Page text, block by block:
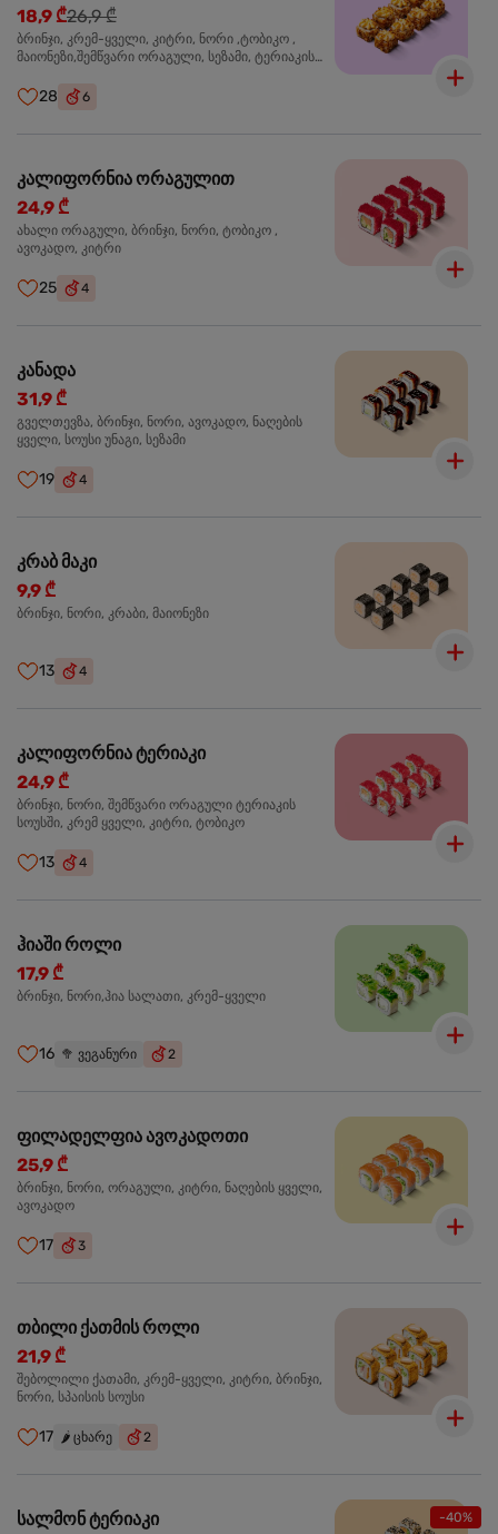
18,9 ₾26,9 ₾
ბრინჯი, კრემ-ყველი, კიტრი, ნორი ,ტობიკო ,
მაიონეზი,შემწვარი ორაგული, სეზამი, ტერიაკის
28 6
კალიფორნია ორაგულით
24,9 ₾
ახალი ორაგული, ბრინჯი, ნორი, ტობიკო ,
ავოკადო, კიტრი
25 4
კანადა
31,9 ₾
გველთევზა, ბრინჯი, ნორი, ავოკადო, ნაღების
ყველი, სოუსი უნაგი, სეზამი
19 4
კრაბ მაკი
9,9 ₾
ბრინჯი, ნორი, კრაბი, მაიონეზი
13 4
კალიფორნია ტერიაკი
24,9 ₾
ბრინჯი, ნორი, შემწვარი ორაგული ტერიაკის
სოუსში, კრემ ყველი, კიტრი, ტობიკო
13 4
ჰიაში როლი
17,9 ₾
ბრინჯი, ნორი,ჰია სალათი, კრემ-ყველი
16 🥦 ვეგანური 2
ფილადელფია ავოკადოთი
25,9 ₾
ბრინჯი, ნორი, ორაგული, კიტრი, ნაღების ყველი,
ავოკადო
17 3
თბილი ქათმის როლი
21,9 ₾
შებოლილი ქათამი, კრემ-ყველი, კიტრი, ბრინჯი,
ნორი, სპაისის სოუსი
17 🌶️ ცხარე 2
-40%
სალმონ ტერიაკი